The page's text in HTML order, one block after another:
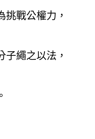
挑戰公權力，
子繩之以法，